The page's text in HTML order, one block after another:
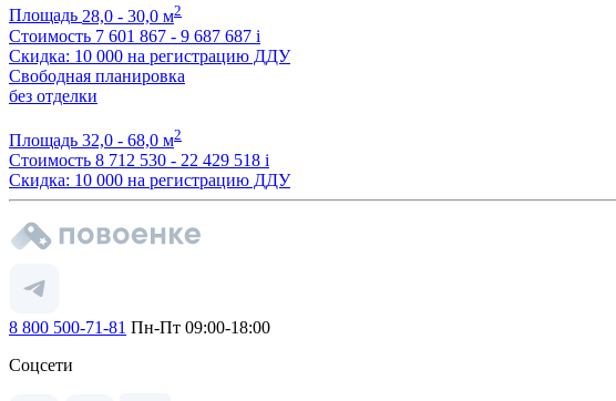
Площадь 28,0 - 30,0 м2
Стоимость 7 601 867 - 9 687 687 i
Скидка: 10 000 на регистрацию ДДУ
Свободная планировка
без отделки
Площадь 32,0 - 68,0 м2
Стоимость 8 712 530 - 22 429 518 i
Скидка: 10 000 на регистрацию ДДУ
8 800 500-71-81 Пн-Пт 09:00-18:00
Соцсети